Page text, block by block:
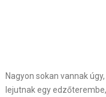
Nagyon sokan vannak
lejutnak egy